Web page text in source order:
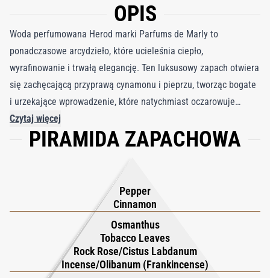
OPIS
Woda perfumowana Herod marki Parfums de Marly to
ponadczasowe arcydzieło, które ucieleśnia ciepło,
wyrafinowanie i trwałą elegancję. Ten luksusowy zapach otwiera
się zachęcającą przyprawą cynamonu i pieprzu, tworząc bogate
i urzekające wprowadzenie, które natychmiast oczarowuje
zmysły. W sercu nuty liści tytoniu, dymnego kadzidła,
żywicznego ciste i delikatnego osmantusa płynnie łączą się,
wystawnej bazie kremowych strąków wanilii, aksamitnego
piżma, ziemistej paczuli i wypolerowanych nut drzewnych,
pozostawiając zmysłowy i długotrwały ślad. Zarówno klasyczny,
jak i współczesny, Herod zapewnia idealną równowagę
pomiędzy bogatą tradycją i nowoczesnym wyrafinowaniem.
Otaczające ciepło i wytworny charakter sprawiają, że jest to
Czytaj więcej
PIRAMIDA ZAPACHOWA
Pepper
Cinnamon
Osmanthus
Tobacco Leaves
Rock Rose/Cistus Labdanum
Incense/Olibanum (Frankincense)